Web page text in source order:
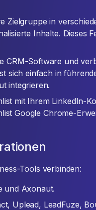
Zielgruppe in
Inhalte. Dieses
CRM-Software und
sich einfach in
integrieren.
mit Ihrem LinkedIn-
Google Chrome-
Tools verbinden:
und Axonaut.
Uplead, LeadFuze,